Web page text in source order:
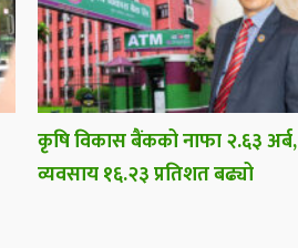
कृषि विकास बैंकको नाफा २.६३ अर्ब,
व्यवसाय १६.२३ प्रतिशत बढ्यो